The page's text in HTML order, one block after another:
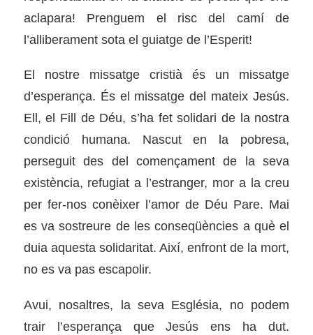
aclapara! Prenguem el risc del camí de
l’alliberament sota el guiatge de l’Esperit!
El nostre missatge cristià és un missatge
d’esperança. És el missatge del mateix Jesús.
Ell, el Fill de Déu, s’ha fet solidari de la nostra
condició humana. Nascut en la pobresa,
perseguit des del començament de la seva
existència, refugiat a l’estranger, mor a la creu
per fer-nos conèixer l’amor de Déu Pare. Mai
es va sostreure de les conseqüències a què el
duia aquesta solidaritat. Així, enfront de la mort,
no es va pas escapolir.
Avui, nosaltres, la seva Església, no podem
trair l’esperança que Jesús ens ha dut.